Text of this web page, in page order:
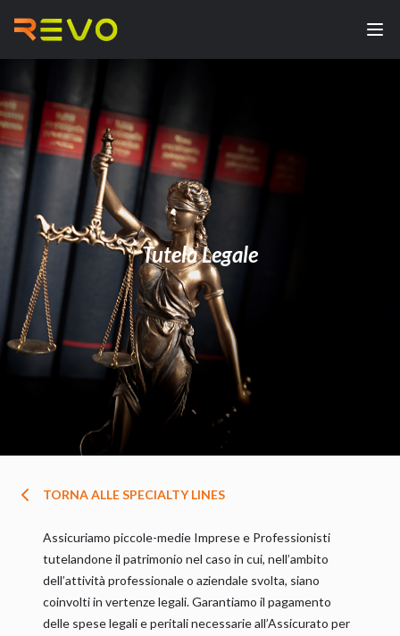
Tutela Legale
TORNA ALLE SPECIALTY LINES
Assicuriamo piccole-medie Imprese e Professionisti
tutelandone il patrimonio nel caso in cui, nell’ambito
dell’attività professionale o aziendale svolta, siano
coinvolti in vertenze legali. Garantiamo il pagamento
delle spese legali e peritali necessarie all’Assicurato per